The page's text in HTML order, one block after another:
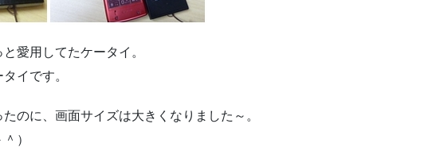
愛用してたケータイ。
イです。
のに、画面サイズは大きくなりました～。
）